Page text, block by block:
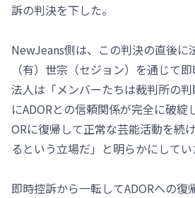
訴の判決を下した。
NewJeans側は、この判決の直後に
（有）世宗（セジョン）を通じて
法人は「メンバーたちは裁判所の
にADORとの信頼関係が完全に破綻
ORに復帰して正常な芸能活動を続
るという立場だ」と明らかにしてい
即時控訴から一転してADORへの復